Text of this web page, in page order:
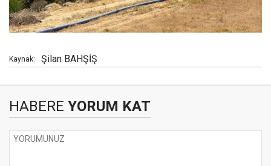
Kaynak: Şilan BAHŞİŞ
HABERE YORUM KAT